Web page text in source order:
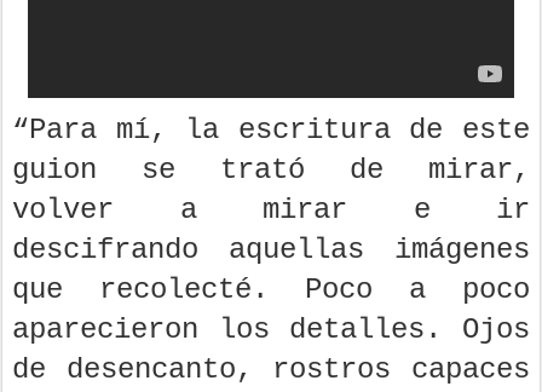
“Para mí, la escritura de este
guion se trató de mirar,
volver a mirar e ir
descifrando aquellas imágenes
que recolecté. Poco a poco
aparecieron los detalles. Ojos
de desencanto, rostros capaces